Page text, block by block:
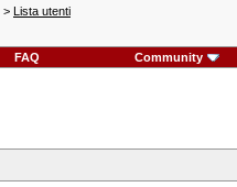
> Lista utenti
FAQ Community